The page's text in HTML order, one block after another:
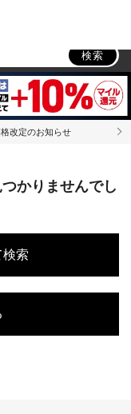
検索
改定のお知らせ
かりませんでし
検索